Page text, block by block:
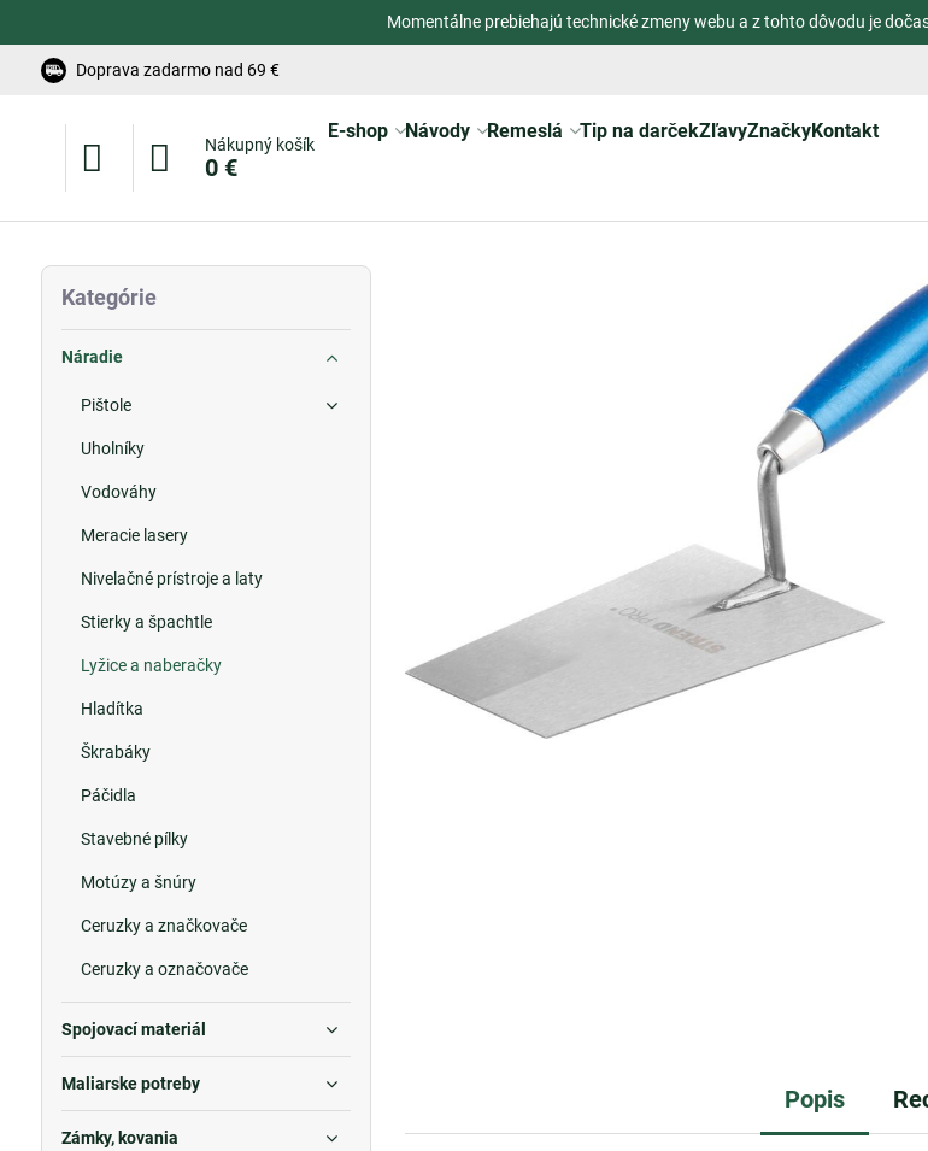
Momentálne prebiehajú technické zmeny webu a z tohto dôvodu je
Doprava zadarmo nad 69 €
Nákupný košík
0 €
E-shop Návody Remeslá Tip na darčekZľavyZnačkyKontakt
Popis
Kategórie
Náradie
Pištole
Uholníky
Vodováhy
Meracie lasery
Nivelačné prístroje a laty
Stierky a špachtle
Lyžice a naberačky
Hladítka
Škrabáky
Páčidla
Stavebné pílky
Motúzy a šnúry
Ceruzky a značkovače
Ceruzky a označovače
Spojovací materiál
Maliarske potreby
Zámky, kovania